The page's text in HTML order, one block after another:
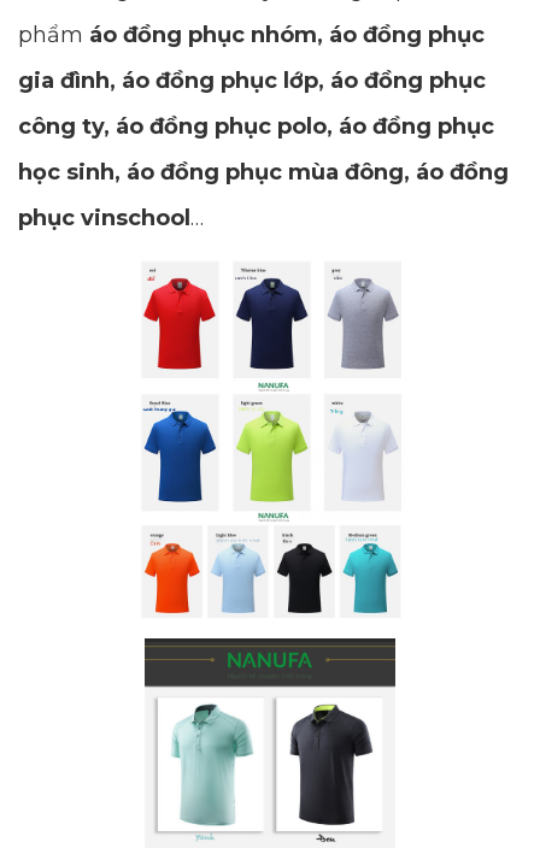
phẩm áo đồng phục nhóm, áo đồng phục
gia đình, áo đồng phục lớp, áo đồng phục
công ty, áo đồng phục polo, áo đồng phục
học sinh, áo đồng phục mùa đông, áo đồng
phục vinschool …